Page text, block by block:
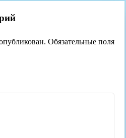
Обязательные поля